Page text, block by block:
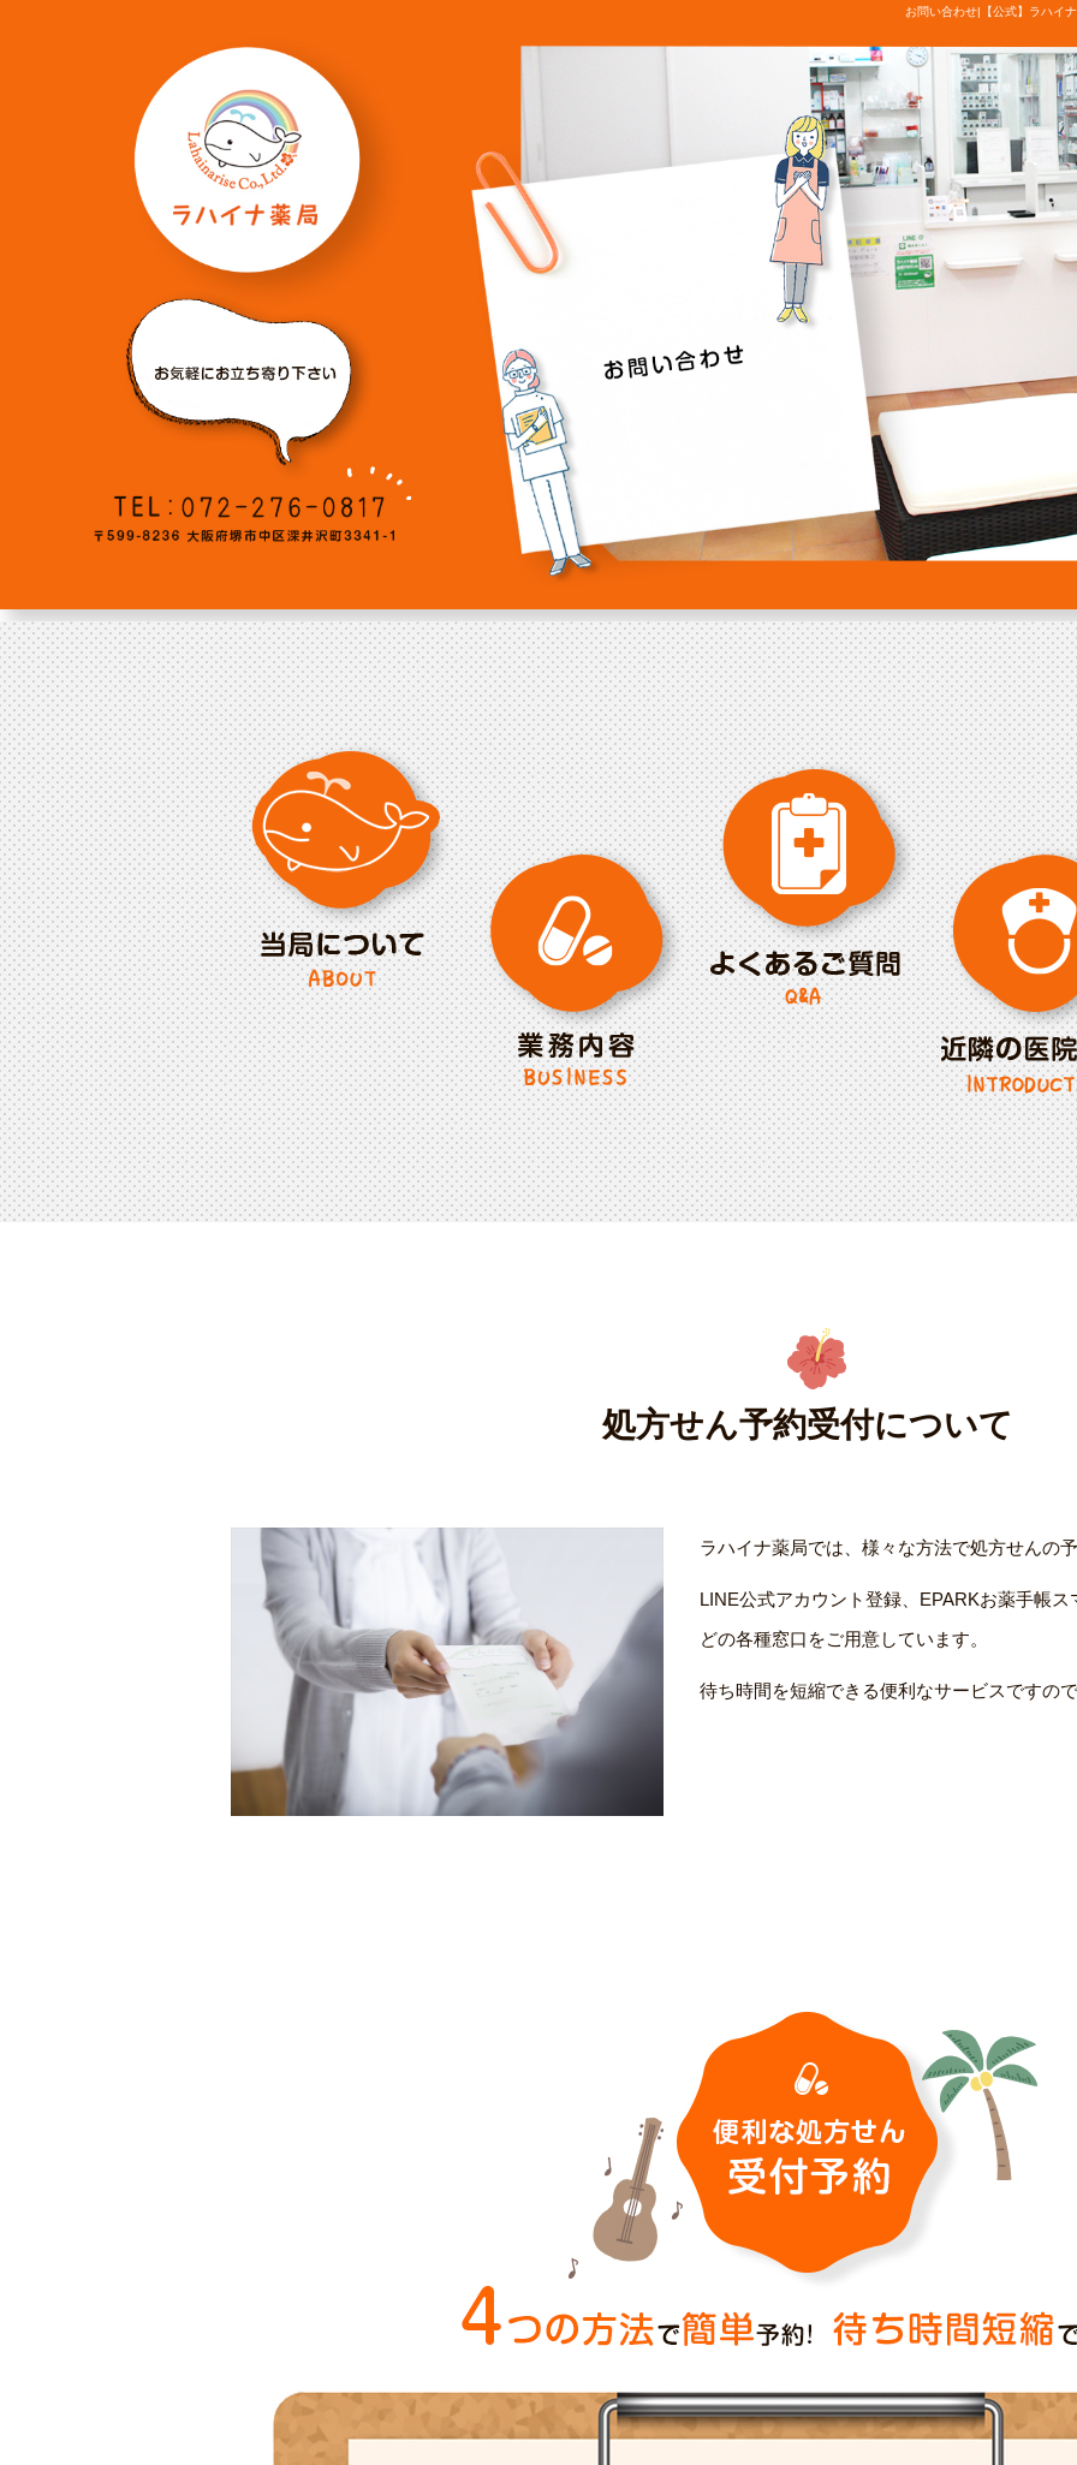
お問い合わせ|【公式】ラハイ
処方せん予約受付について
ラハイナ薬局では、様々な方法で処方せんの
LINE公式アカウント登録、EPARKお薬手帳
どの各種窓口をご用意しています。
待ち時間を短縮できる便利なサービスですの